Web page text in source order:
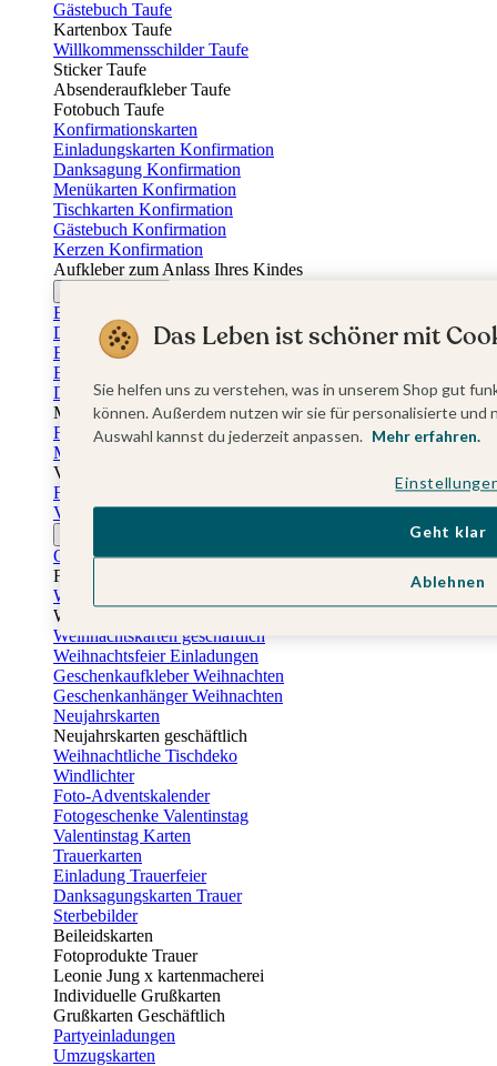
Gästebuch Taufe
Kartenbox Taufe
Willkommensschilder Taufe
Sticker Taufe
Absenderaufkleber Taufe
Fotobuch Taufe
Konfirmationskarten
Einladungskarten Konfirmation
Danksagung Konfirmation
Menükarten Konfirmation
Tischkarten Konfirmation
Gästebuch Konfirmation
Kerzen Konfirmation
Aufkleber zum Anlass Ihres Kindes
Einladungskarten Firmung
Dankeskarten Firmung
Einschulungskarten
Einladungskarten Einschulung
Danksagung Einschulung
Muttertag
Fotogeschenke Muttertag
Muttertagskarten
Vatertag
Fotogeschenke Vatertag
Vatertagskarten
Osterkarten
Fotogeschenke zu Ostern
Weihnachtskarten
Weihnachtskarten selbst gestalten
Weihnachtskarten geschäftlich
Weihnachtsfeier Einladungen
Geschenkaufkleber Weihnachten
Geschenkanhänger Weihnachten
Neujahrskarten
Neujahrskarten geschäftlich
Weihnachtliche Tischdeko
Windlichter
Foto-Adventskalender
Fotogeschenke Valentinstag
Valentinstag Karten
Trauerkarten
Einladung Trauerfeier
Danksagungskarten Trauer
Sterbebilder
Beileidskarten
Fotoprodukte Trauer
Leonie Jung x kartenmacherei
Individuelle Grußkarten
Grußkarten Geschäftlich
Partyeinladungen
Umzugskarten
Das Leben ist schöner mit
Sie helfen uns zu verstehen, was in unserem Shop gut
können. Außerdem nutzen wir sie für personalisierte
Auswahl kannst du jederzeit anpassen. Mehr erfahren.
Ablehnen
Geht klar